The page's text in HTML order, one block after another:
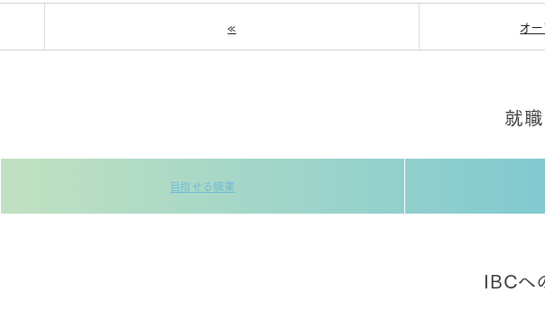
« オ
就
目指せる職業
IBCへ